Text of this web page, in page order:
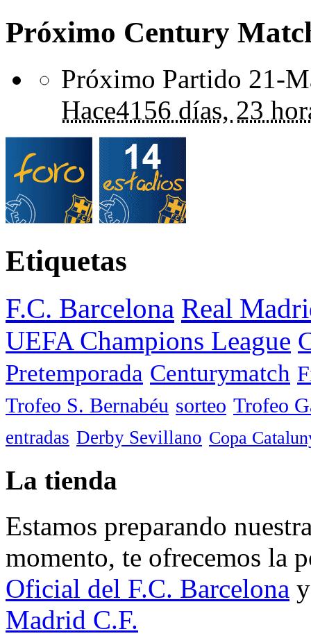
Próximo Century
Próximo Partido 21-
Hace4156 días, 23
Etiquetas
F.C. Barcelona Real
UEFA Champions League
Pretemporada Centurymatch
Trofeo S. Bernabéu sorteo Trofeo
entradas Derby Sevillano Copa
La tienda
Estamos preparando
momento, te ofrecemos la
Oficial del F.C. Barcelona
Madrid C.F.